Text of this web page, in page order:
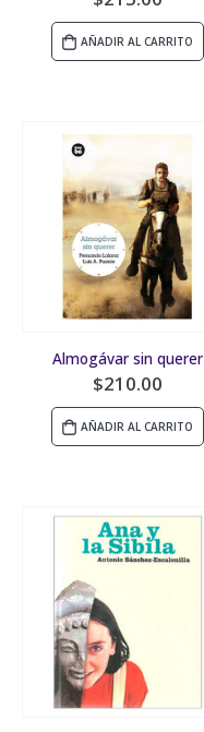
AÑADIR AL CARRITO
Almogávar sin querer
$210.00
AÑADIR AL CARRITO